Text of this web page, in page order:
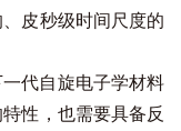
皮秒级时间尺度的
代自旋电子学材料
性，也需要具备反